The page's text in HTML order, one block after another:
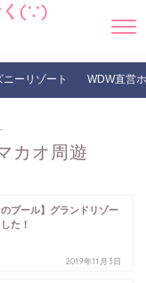
く(∵)
ーリゾート WDW直営
カオ周遊
のプール】グランドリゾー
た！
2019年11月3日